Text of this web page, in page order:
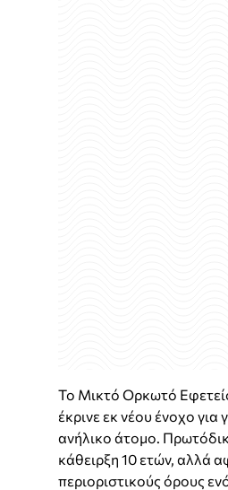
Το Μικτό Ορκωτό
έκρινε εκ νέου ένοχο για
ανήλικο άτομο.
κάθειρξη 10 ετών, αλλά
περιοριστικούς όρους